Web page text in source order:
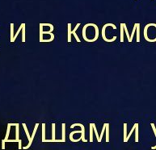
в
душам